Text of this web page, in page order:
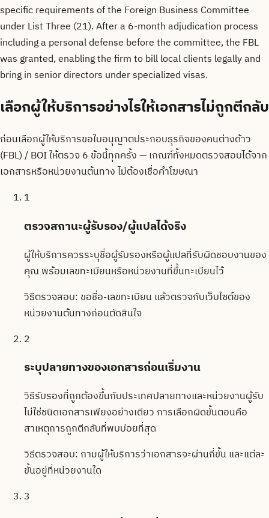
specific requirements of the Foreign Business Committee
under List Three (21). After a 6-month adjudication process
including a personal defense before the committee, the FBL
was granted, enabling the firm to bill local clients legally and
bring in senior directors under specialized visas.
เลือกผู้ให้บริการอย่างไรให้เอกสารไม่ถูกตีกลับ
ก่อนเลือกผู้ให้บริการขอใบอนุญาตประกอบธุรกิจของคนต่างด้าว
(FBL) / BOI ให้ตรวจ 6 ข้อนี้ทุกครั้ง — เกณฑ์ทั้งหมดตรวจสอบได้จาก
เอกสารหรือหน่วยงานต้นทาง ไม่ต้องเชื่อคำโฆษณา
1
ตรวจสถานะผู้รับรอง/ผู้แปลได้จริง
ผู้ให้บริการควรระบุชื่อผู้รับรองหรือผู้แปลที่รับผิดชอบงานของ
คุณ พร้อมเลขทะเบียนหรือหน่วยงานที่ขึ้นทะเบียนไว้
วิธีตรวจสอบ: ขอชื่อ-เลขทะเบียน แล้วตรวจกับเว็บไซต์ของ
หน่วยงานต้นทางก่อนตัดสินใจ
2
ระบุปลายทางของเอกสารก่อนเริ่มงาน
วิธีรับรองที่ถูกต้องขึ้นกับประเทศปลายทางและหน่วยงานผู้รับ
ไม่ใช่ชนิดเอกสารเพียงอย่างเดียว การเลือกผิดขั้นตอนคือ
สาเหตุการถูกตีกลับที่พบบ่อยที่สุด
วิธีตรวจสอบ: ถามผู้ให้บริการว่าเอกสารจะผ่านกี่ขั้น และแต่ละ
ขั้นอยู่ที่หน่วยงานใด
3